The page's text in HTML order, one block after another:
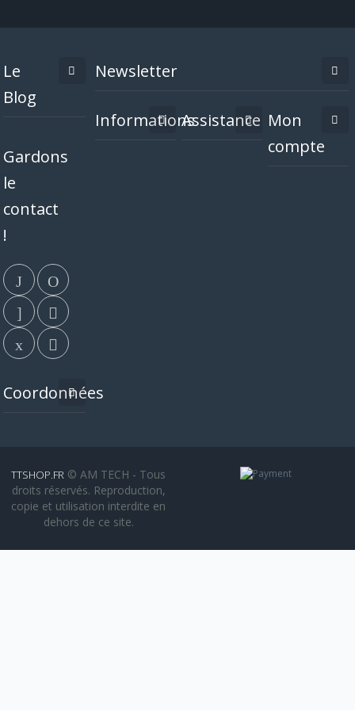
Le
Blog
Gardons
le
contact
!
Coordonnées
Newsletter
InformationsAssistance Mon
compte
TTSHOP.FR © AM TECH - Tous
droits réservés. Reproduction,
copie et utilisation interdite en
dehors de ce site.